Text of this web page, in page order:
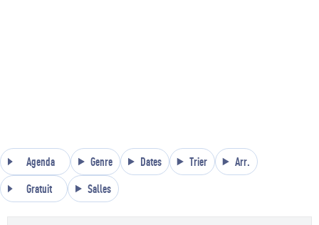
Agenda Genre Dates Trier Arr.
Gratuit Salles